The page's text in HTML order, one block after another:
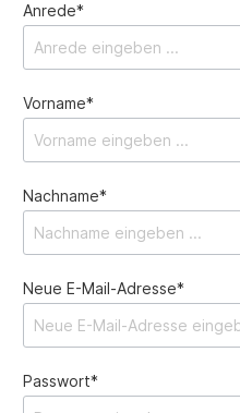
Anrede*
Vorname*
Nachname*
Neue E-Mail-Adresse*
Passwort*